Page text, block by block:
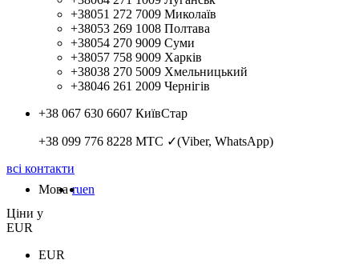
+38051 272 7009 Миколаїв
+38053 269 1008 Полтава
+38054 270 9009 Суми
+38057 758 9009 Харків
+38038 270 5009 Хмельницький
+38046 261 2009 Чернігів
+38 067 630 6607 КиївСтар
+38 099 776 8228 МТС ✓(Viber, WhatsApp)
всі контакти
Мова ruen
Цiни у
EUR
EUR